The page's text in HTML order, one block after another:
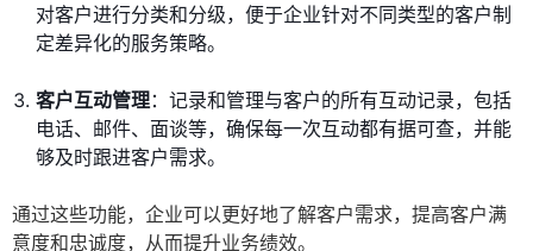
对客户进行分类和分级，便于企业针对不同类型的客户制
定差异化的服务策略。
客户互动管理：记录和管理与客户的所有互动记录，包括
电话、邮件、面谈等，确保每一次互动都有据可查，并能
够及时跟进客户需求。
通过这些功能，企业可以更好地了解客户需求，提高客户满
意度和忠诚度，从而提升业务绩效。